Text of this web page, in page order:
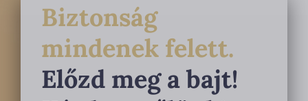
Biztonság
mindenek felett.
Előzd meg a bajt!